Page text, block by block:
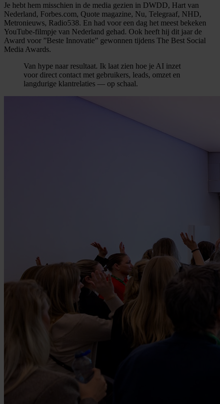
Je hebt hem misschien in de media gezien in DWDD, Hart van
Nederland, Forbes.com, Quote magazine, Nu, Telegraaf, NHD,
Metronieuws, Radio538. En had voor een dag het meest bekeken
YouTube-filmpje van Nederland gehad. Ook heeft hij dit jaar de
Award voor ”Beste Innovatie” gewonnen tijdens The Best Social
Media Awards.
Van hype naar resultaat. Ik laat zien hoe je AI inzet
voor direct contact met gebruikers, leads, omzet en
langdurige klantrelaties — op schaal.